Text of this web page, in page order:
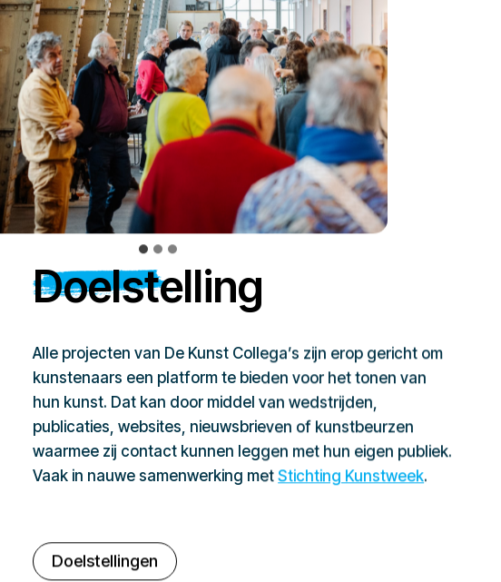
Doelstelling
Alle projecten van De Kunst Collega’s zijn erop gericht om
kunstenaars een platform te bieden voor het tonen van
hun kunst. Dat kan door middel van wedstrijden,
publicaties, websites, nieuwsbrieven of kunstbeurzen
waarmee zij contact kunnen leggen met hun eigen publiek.
Vaak in nauwe samenwerking metStichting Kunstweek.
Doelstellingen